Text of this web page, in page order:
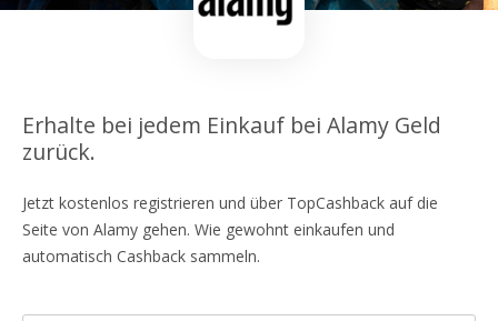
Erhalte bei jedem Einkauf bei Alamy Geld
zurück.
Jetzt kostenlos registrieren und über TopCashback auf die
Seite von Alamy gehen. Wie gewohnt einkaufen und
automatisch Cashback sammeln.